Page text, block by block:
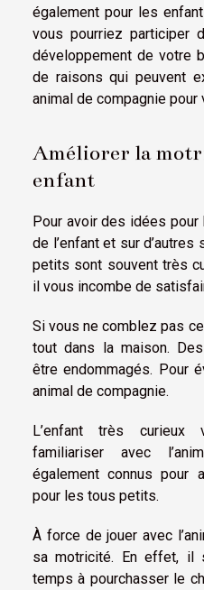
également pour les
vous pourriez participer
développement de votre
de raisons qui peuvent
animal de compagnie pour
Améliorer la
enfant
Pour avoir des idées
de l’enfant et sur d’autres
petits sont souvent très
il vous incombe de
Si vous ne comblez pas
tout dans la maison.
être endommagés. Pour
animal de compagnie.
L’enfant très curieux
familiariser avec
également connus pour
pour les tous petits.
À force de jouer avec
sa motricité. En effet, il
temps à pourchasser le